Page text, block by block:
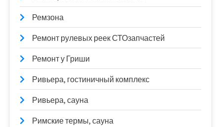
Ремзона
Ремонт рулевых реек СТОзапчастей
Ремонт у Гриши
Ривьера, гостиничный комплекс
Ривьера, сауна
Римские термы, сауна